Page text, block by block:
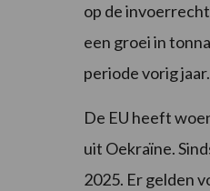
op de
een groei in
periode vorig jaar.
De EU heeft
uit Oekraïne.
2025. Er gelden